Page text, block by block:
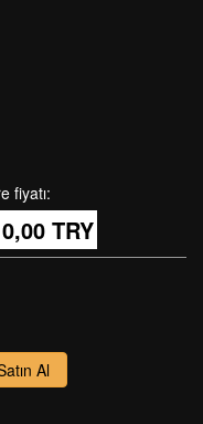
fiyatı:
0,00 TRY
Al